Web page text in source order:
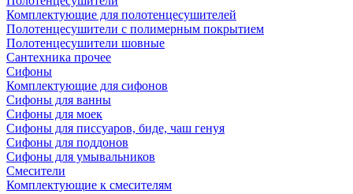
Комплектующие для полотенцесушителей
Полотенцесушители с полимерным покрытием
Полотенцесушители шовные
Сантехника прочее
Сифоны
Комплектующие для сифонов
Сифоны для ванны
Сифоны для моек
Сифоны для писсуаров, биде, чаш генуя
Сифоны для поддонов
Сифоны для умывальников
Смесители
Комплектующие к смесителям